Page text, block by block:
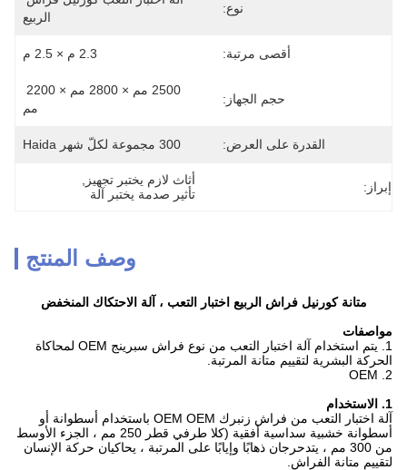
نوع:
الربيع
أقصى مرتبة: 2.3 م × 2.5 م
حجم الجهاز:
مم
القدرة على العرض: 300 مجموعة لكلّ شهر Haida
إبراز: أثاث لازم يختبر تجهيز
تأثير صدمة يختبر آلة
وصف المنتج
متانة كورنيل فراش الربيع اختبار التعب ، آلة الاحتكاك المنخفض
مواصفات
1. يتم استخدام آلة اختبار التعب من نوع فراش سبرينج OEM لمحاكاة
الحركة البشرية لتقييم متانة المرتبة.
2. OEM
1. الاستخدام
آلة اختبار التعب من فراش زنبرك OEM OEM باستخدام أسطوانة أو
أسطوانة خشبية سداسية أفقية (كلا طرفي قطر 250 مم ، الجزء الأوسط
من 300 مم ، يتدحرجان ذهابًا وإيابًا على المرتبة ، يحاكيان حركة الإنسان
لتقييم متانة الفراش.